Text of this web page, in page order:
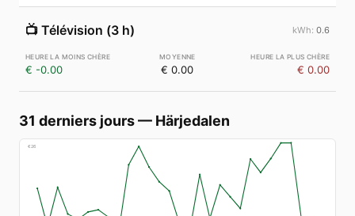
📺 Télévision (3 h) 0.6
€ -0.00 € 0.00 € 0.00
31 derniers jours— Härjedalen
€26